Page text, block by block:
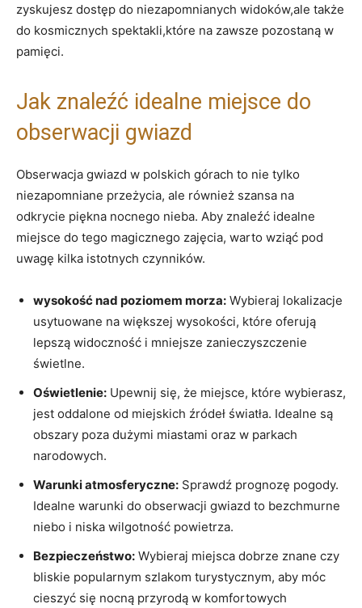
zyskujesz ​dostęp do niezapomnianych widoków,ale także
do kosmicznych spektakli,które na​ zawsze pozostaną w
pamięci.
Jak znaleźć idealne miejsce do
obserwacji gwiazd
Obserwacja ⁣gwiazd w polskich górach to nie tylko
niezapomniane przeżycia, ale również szansa na
odkrycie piękna nocnego​ nieba. Aby znaleźć idealne
miejsce do tego magicznego zajęcia, warto wziąć pod
uwagę kilka istotnych czynników.
wysokość nad poziomem morza: Wybieraj lokalizacje
usytuowane‍ na większej wysokości, które oferują
lepszą widoczność⁢ i mniejsze zanieczyszczenie
świetlne.
Oświetlenie: Upewnij się, że miejsce, które wybierasz,
jest ‌oddalone od miejskich źródeł światła. Idealne‌ są
obszary poza dużymi miastami oraz w parkach
narodowych.
Warunki atmosferyczne: Sprawdź prognozę pogody.
Idealne warunki do obserwacji gwiazd to bezchmurne
niebo i niska wilgotność powietrza.
Bezpieczeństwo: Wybieraj miejsca dobrze znane czy‌
bliskie popularnym szlakom turystycznym, aby móc
cieszyć się nocną przyrodą w komfortowych